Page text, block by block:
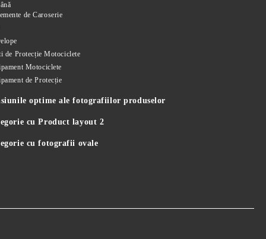
de Caroserie
de Protecție Motociclete
Motociclete
de Protecție
optime ale fotografiilor produselor
cu Product layout 2
cu fotografii ovale